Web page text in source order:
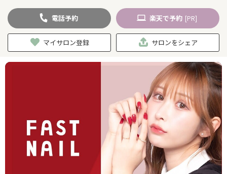
ジャンルを選択
キーワードで検索
ヘアサロン
電話予約 楽天で予約 [PR]
マイサロン登録 サロンをシェア